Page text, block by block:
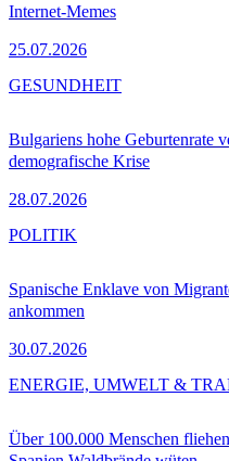
Internet-Memes
25.07.2026
Bulgariens hohe Geburtenrate
demografische Krise
28.07.2026
GESUNDHEIT
Spanische Enklave von
ankommen
30.07.2026
POLITIK
Über 100.000 Menschen
ENERGIE, UMWELT &